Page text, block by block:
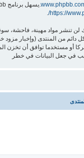
.يسهل برنامج phpbb المناقشات القائمة على الإنترنت ؛ phpbb Limited ليست مسؤوله عن السماح و/أو عدم السماح بالمحتوى و/أو السلوك المباح. لمزيد من المعلومات حول phpbb اطلع على
https://
.
لن تنشر مواد مهينة، فاحشة،
دائم من المنتدى (وإخبار مزود
في جعل البيانات في خطر